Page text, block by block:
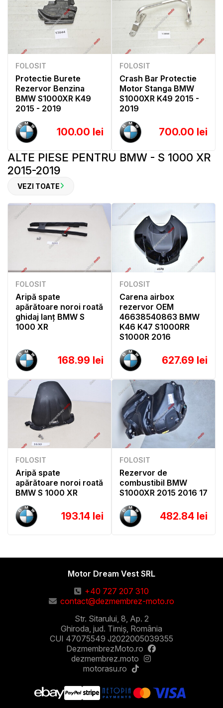
FOLOSIT
Protectie Burete
Rezervor Benzina
BMW S1000XR K49
2015 - 2019
100.00 lei
FOLOSIT
Crash Bar Protectie
Motor Stanga BMW
S1000XR K49 2015 -
2019
700.00 lei
ALTE PIESE PENTRU BMW - S 1000 XR
2015-2019
VEZI TOATE
FOLOSIT
Aripă spate
apărătoare noroi roată
ghidaj lanț BMW S
1000 XR
168.99 lei
FOLOSIT
Carena airbox
rezervor OEM
46638540863 BMW
K46 K47 S1000RR
S1000R 2016
627.69 lei
FOLOSIT
Aripă spate
apărătoare noroi roată
BMW S 1000 XR
193.14 lei
FOLOSIT
Rezervor de
combustibil BMW
S1000XR 2015 2016 17
482.84 lei
Motor Dream Vest SRL
+40 727 207 310
contact@dezmembrez-moto.ro
Str. Sitarului, 8, Ap. 2
Ghiroda, jud. Timiș, România
CUI 47075549 J2022005039355
DezmembrezMoto.ro
dezmembrez.moto
motorasu.ro